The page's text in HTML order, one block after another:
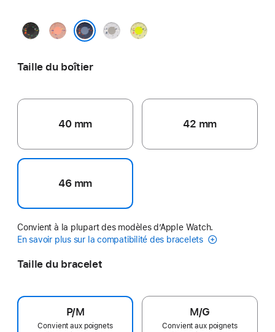
Noir
Rose
crépuscule
Gris
Splash
Taille du boîtier
40 mm 42 mm
46 mm
Convient à la plupart des modèles d’Apple Watch.
En savoir plus sur la compatibilité des bracelets
Taille du bracelet
P/M
Convient aux poignets
M/G
Convient aux poignets